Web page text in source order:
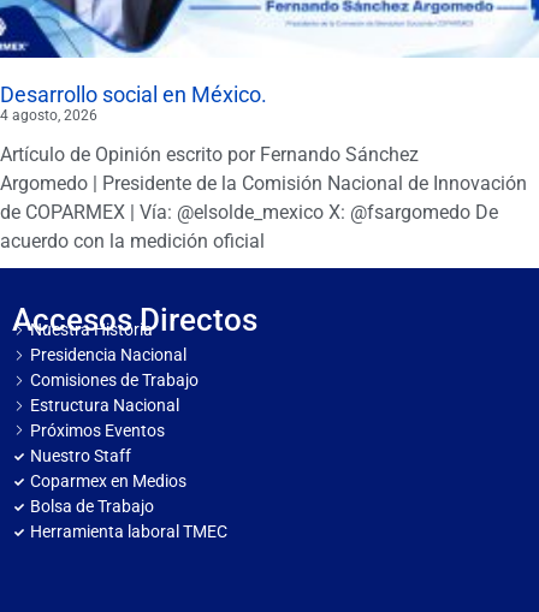
Desarrollo social en México.
4 agosto, 2026
Artículo de Opinión escrito por Fernando Sánchez
Argomedo | Presidente de la Comisión Nacional de Innovación
de COPARMEX | Vía: @elsolde_mexico X: @fsargomedo De
acuerdo con la medición oficial
Accesos Directos
Nuestra Historia
Presidencia Nacional
Comisiones de Trabajo
Estructura Nacional
Próximos Eventos
Nuestro Staff
Coparmex en Medios
Bolsa de Trabajo
Herramienta laboral TMEC